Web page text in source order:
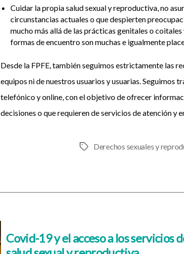
Cuidar la propia salud sexual y reproductiva, no
circunstancias actuales o que despierten
mucho más allá de las prácticas genitales o
formas de encuentro son muchas e igualmente
Desde la FPFE, también seguimos estrictamente las
equipos ni de nuestros usuarios y usuarias. Seguimos
telefónico y online, con el objetivo de ofrecer
decisiones o que requieren de servicios de atención
EtiquetasDerechos sexuales y
Covid-19 y el acceso a los servicios